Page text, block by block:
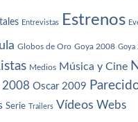
Entrevistas Estrenos
Globos de Oro Goya 2008 Goya
Medios Música y Cine
2008 Oscar 2009
Serie Trailers Vídeos Webs